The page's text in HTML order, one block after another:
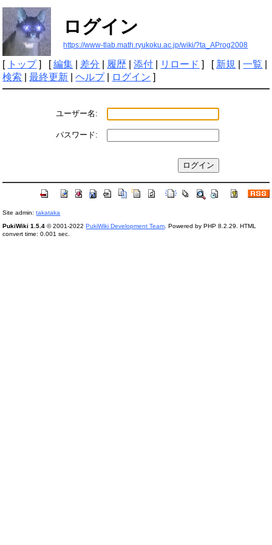
ログイン
https://www-tlab.math.ryukoku.ac.jp/wiki/?ta_AProg2008
[ トップ] [編集 差分 履歴 |添付 リロード ] [ 新規 |一覧
検索 |最終更新 |ヘルプ| ログイン ]
ユーザー名:
パスワード:
Site admin:takataka
PukiWiki 1.5.4 © 2001-2022PukiWiki Development Team. Powered by PHP 8.2.29. HTML
convert time: 0.001 sec.